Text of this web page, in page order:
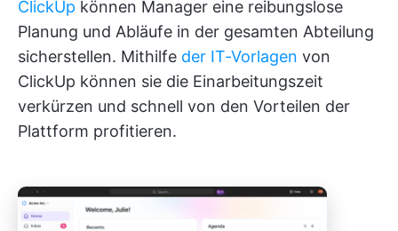
ClickUp können Manager eine reibungslose
Planung und Abläufe in der gesamten Abteilung
sicherstellen. Mithilfe der IT-Vorlagen von
ClickUp können sie die Einarbeitungszeit
verkürzen und schnell von den Vorteilen der
Plattform profitieren.